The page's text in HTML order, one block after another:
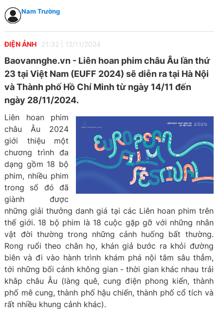
Nam Trường
ĐIỆN ẢNH 21:32 12/11/2024
Baovannghe.vn - Liên hoan phim châu Âu lần thứ
23 tại Việt Nam (EUFF 2024) sẽ diễn ra tại Hà Nội
và Thành phố Hồ Chí Minh từ ngày 14/11 đến
ngày 28/11/2024.
Liên hoan phim
châu Âu 2024
giới thiệu một
chương trình đa
dạng gồm 18 bộ
phim, nhiều phim
trong số đó đã
giành được
những giải thưởng danh giá tại các Liên hoan phim trên
thế giới. 18 bộ phim là 18 cuộc gặp gỡ với những nhân
vật đời thường trong những cảnh huống bất thường.
Rong ruổi theo chân họ, khán giả bước ra khỏi đường
biên và đi vào hành trình khám phá nội tâm sâu thẳm,
tới những bối cảnh không gian - thời gian khác nhau trải
khắp châu Âu (làng quê, cung điện phong kiến, thành
phố mê cung, thành phố hậu chiến, thành phố cổ tích và
rất nhiều khung cảnh khác).